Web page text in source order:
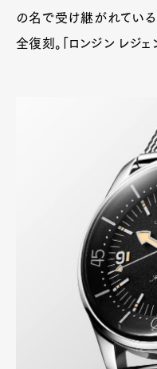
の名で受け継がれてい
全復刻。「ロンジン レジェ